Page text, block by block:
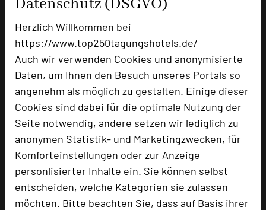
Datenschutz (DSGVO)
Herzlich Willkommen bei
https://www.top250tagungshotels.de/
Auch wir verwenden Cookies und anonymisierte
Daten, um Ihnen den Besuch unseres Portals so
angenehm als möglich zu gestalten. Einige dieser
Cookies sind dabei für die optimale Nutzung der
Seite notwendig, andere setzen wir lediglich zu
anonymen Statistik- und Marketingzwecken, für
Komforteinstellungen oder zur Anzeige
personlisierter Inhalte ein. Sie können selbst
entscheiden, welche Kategorien sie zulassen
möchten. Bitte beachten Sie, dass auf Basis ihrer
Doppelzimmer
Besonders geeignet für
Seminar, Konferenz, Klausur, Event
1241 Seiten dieses Hotels wurden in den
vergangenen 30 Tagen auf diesem Portal
aufgerufen.